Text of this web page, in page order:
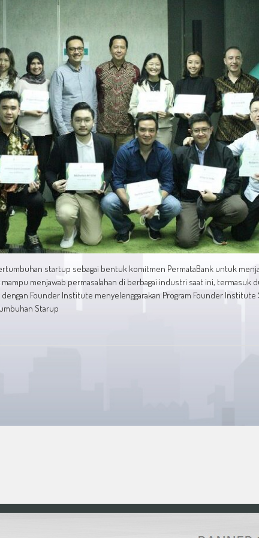
startup sebagai bentuk komitmen PermataBank untuk
menjawab permasalahan di berbagai industri saat ini, termasuk
Founder Institute menyelenggarakan Program Founder Institute
Starup